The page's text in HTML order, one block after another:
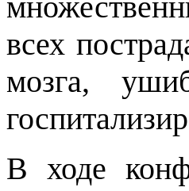
всех
мозга,
В ходе